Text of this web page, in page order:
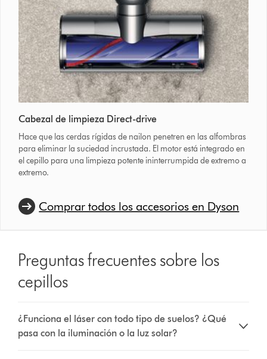
Cabezal de limpieza Direct-drive
Hace que las cerdas rígidas de nailon penetren en las alfombras
para eliminar la suciedad incrustada. El motor está integrado en
el cepillo para una limpieza potente ininterrumpida de extremo a
extremo.
Comprar todos los accesorios en Dyson
Preguntas frecuentes sobre los
cepillos
¿Funciona el láser con todo tipo de suelos? ¿Qué
pasa con la iluminación o la luz solar?